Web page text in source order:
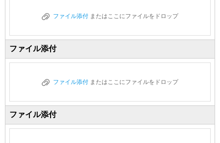
ファイル添付 またはここにファイルをドロップ
ファイル添付
ファイル添付 またはここにファイルをドロップ
ファイル添付